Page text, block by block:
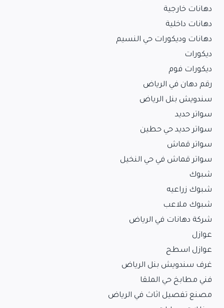
دهانات خارجية
دهانات داخلية
دهانات وديكورات حي النسيم
ديكورات
ديكورات فوم
رقم دهان في الرياض
سندويش بنل الرياض
سواتر حديد
سواتر حديد حي حطين
سواتر قماش
سواتر قماش في حي النخيل
شبوك
شبوك زراعيه
شبوك ملاعب
شركة دهانات في الرياض
عوازل
عوازل اسطح
غرف سندويش بنل الرياض
فني مطابخ حي الملقا
مصنع تفصيل اثاث في الرياض